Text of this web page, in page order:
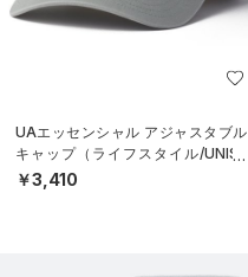
UAエッセンシャル アジャスタブル
キャップ（ライフスタイル/UNISE
X）
￥3,410